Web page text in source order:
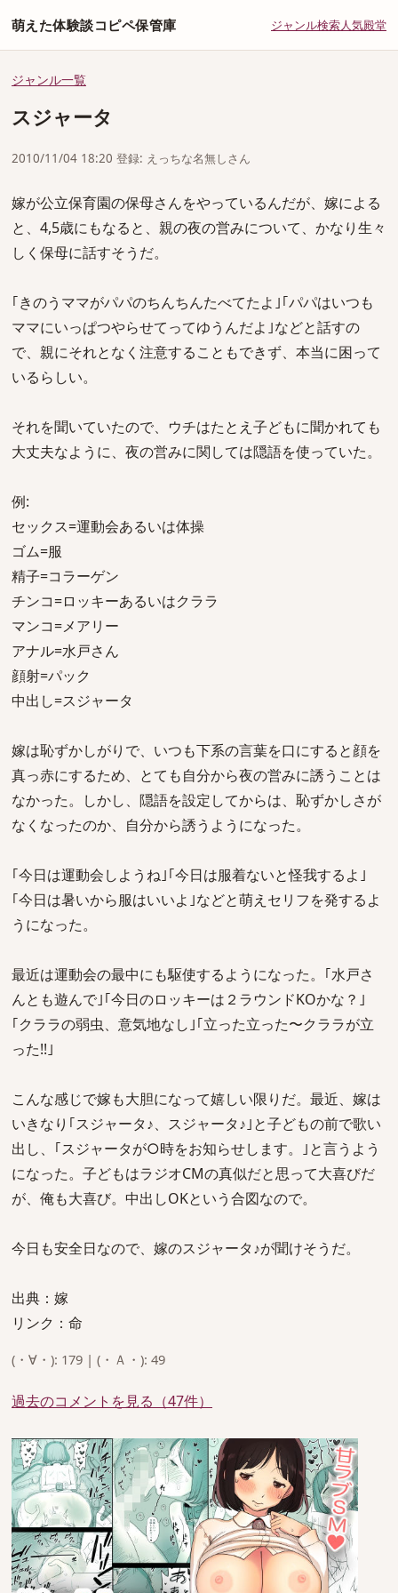
萌えた体験談コピペ保管庫 ジャンル検索人気殿堂
ジャンル一覧
スジャータ
2010/11/04 18:20 登録: えっちな名無しさん
嫁が公立保育園の保母さんをやっているんだが、嫁による
と、4,5歳にもなると、親の夜の営みについて、かなり生々
しく保母に話すそうだ。
｢きのうママがパパのちんちんたべてたよ｣｢パパはいつも
ママにいっぱつやらせてってゆうんだよ｣などと話すの
で、親にそれとなく注意することもできず、本当に困って
いるらしい。
それを聞いていたので、ウチはたとえ子どもに聞かれても
大丈夫なように、夜の営みに関しては隠語を使っていた。
例:
セックス=運動会あるいは体操
ゴム=服
精子=コラーゲン
チンコ=ロッキーあるいはクララ
マンコ=メアリー
アナル=水戸さん
顔射=パック
中出し=スジャータ
嫁は恥ずかしがりで、いつも下系の言葉を口にすると顔を
真っ赤にするため、とても自分から夜の営みに誘うことは
なかった。しかし、隠語を設定してからは、恥ずかしさが
なくなったのか、自分から誘うようになった。
｢今日は運動会しようね｣｢今日は服着ないと怪我するよ｣
｢今日は暑いから服はいいよ｣などと萌えセリフを発するよ
うになった。
最近は運動会の最中にも駆使するようになった。｢水戸さ
んとも遊んで｣｢今日のロッキーは２ラウンドKOかな？｣
｢クララの弱虫、意気地なし｣｢立った立った〜クララが立
った!!｣
こんな感じで嫁も大胆になって嬉しい限りだ。最近、嫁は
いきなり｢スジャータ♪、スジャータ♪｣と子どもの前で歌い
出し、｢スジャータが○時をお知らせします。｣と言うよう
になった。子どもはラジオCMの真似だと思って大喜びだ
が、俺も大喜び。中出しOKという合図なので。
今日も安全日なので、嫁のスジャータ♪が聞けそうだ。
出典：嫁
リンク：命
(・∀・): 179 | (・Ａ・): 49
過去のコメントを見る（47件）